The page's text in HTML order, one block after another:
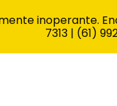
inoperante.
7313 | (61)